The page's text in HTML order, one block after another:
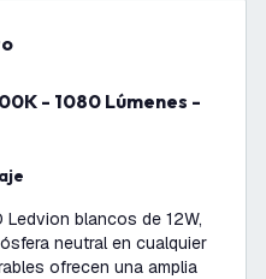
blancos de 12W,
neutral en cualquier
ofrecen una amplia